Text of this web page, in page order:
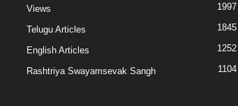
Views 1997
Telugu Articles 1845
English Articles 1252
Rashtriya Swayamsevak Sangh 1104